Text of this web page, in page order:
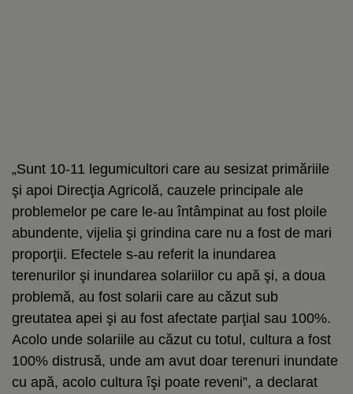
„Sunt 10-11 legumicultori care au sesizat primăriile
şi apoi Direcţia Agricolă, cauzele principale ale
problemelor pe care le-au întâmpinat au fost ploile
abundente, vijelia şi grindina care nu a fost de mari
proporţii. Efectele s-au referit la inundarea
terenurilor şi inundarea solariilor cu apă şi, a doua
problemă, au fost solarii care au căzut sub
greutatea apei şi au fost afectate parţial sau 100%.
Acolo unde solariile au căzut cu totul, cultura a fost
100% distrusă, unde am avut doar terenuri inundate
cu apă, acolo cultura îşi poate reveni”, a declarat